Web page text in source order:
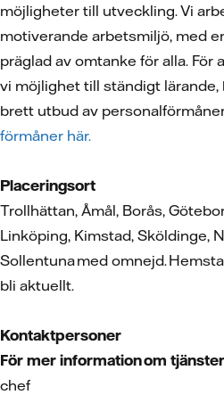
möjligheter till utveckling. Vi
motiverande arbetsmiljö, med
präglad av omtanke för alla.
vi möjlighet till ständigt
brett utbud av
förmåner här.
Placeringsort
Trollhättan, Åmål, Borås,
Linköping, Kimstad, Sköldinge,
Sollentuna med omnejd.
bli aktuellt.
Kontaktpersoner
För mer information om
chef